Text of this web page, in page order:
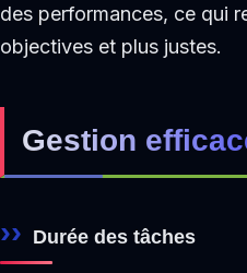
des performances, ce qui
objectives et plus justes.
Gestion
Durée des tâches